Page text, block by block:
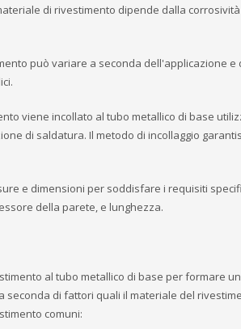
di rivestimento dipende dalla
può variare a seconda dell'applicazione e
viene incollato al tubo metallico di base
di saldatura. Il metodo di incollaggio
e dimensioni per soddisfare i requisiti
della parete, e lunghezza.
al tubo metallico di base per formare
di fattori quali il materiale del
comuni: